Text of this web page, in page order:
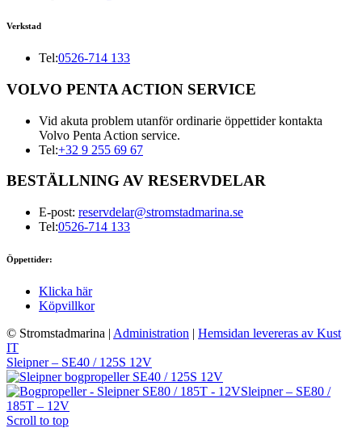
Verkstad
Tel:0526-714 133
VOLVO PENTA ACTION SERVICE
Vid akuta problem utanför ordinarie öppettider kontakta
Volvo Penta Action service.
Tel:+32 9 255 69 67
BESTÄLLNING AV RESERVDELAR
E-post: reservdelar@stromstadmarina.se
Tel:0526-714 133
Öppettider:
Klicka här
Köpvillkor
© Stromstadmarina | Administration | Hemsidan levereras av Kust
IT
Sleipner – SE40 / 125S 12V
Sleipner – SE80 /
185T – 12V
Scroll to top